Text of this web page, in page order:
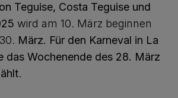
Teguise, Costa Teguise und
wird am 10. März beginnen
März. Für den Karneval in La
das Wochenende des 28. März
.